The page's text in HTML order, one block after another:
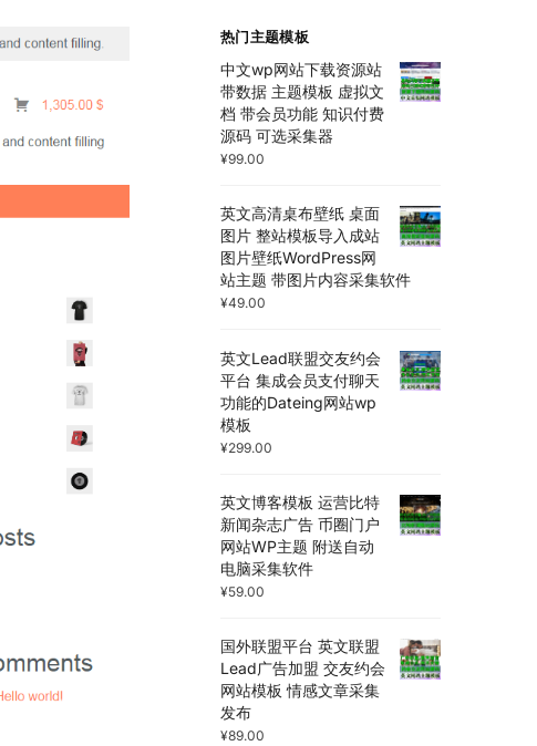
热门主题模板
中文wp网站下载资源站
带数据 主题模板 虚拟文
档 带会员功能 知识付费
源码 可选采集器
¥99.00
英文高清桌布壁纸 桌面
图片 整站模板导入成站
图片壁纸WordPress网
站主题 带图片内容采集软件
¥49.00
英文Lead联盟交友约会
平台 集成会员支付聊天
功能的Dateing网站wp
模板
¥299.00
英文博客模板 运营比特
新闻杂志广告 币圈门户
网站WP主题 附送自动
电脑采集软件
¥59.00
国外联盟平台 英文联盟
Lead广告加盟 交友约会
网站模板 情感文章采集
发布
¥89.00